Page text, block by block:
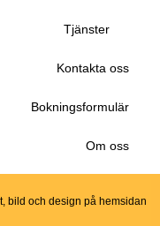
Tjänster
Kontakta oss
Bokningsformulär
Om oss
bild och design på hemsidan